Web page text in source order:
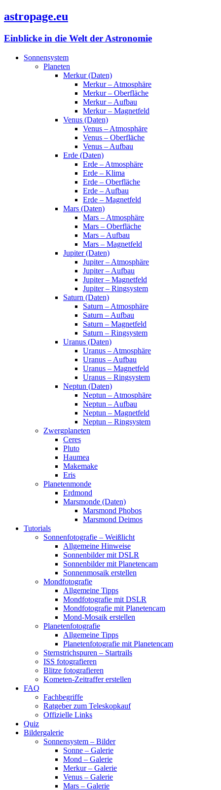
astropage.eu
Einblicke in die Welt der Astronomie
Sonnensystem
Planeten
Merkur (Daten)
Merkur – Atmosphäre
Merkur – Oberfläche
Merkur – Aufbau
Merkur – Magnetfeld
Venus (Daten)
Venus – Atmosphäre
Venus – Oberfläche
Venus – Aufbau
Erde (Daten)
Erde – Atmosphäre
Erde – Klima
Erde – Oberfläche
Erde – Aufbau
Erde – Magnetfeld
Mars (Daten)
Mars – Atmosphäre
Mars – Oberfläche
Mars – Aufbau
Mars – Magnetfeld
Jupiter (Daten)
Jupiter – Atmosphäre
Jupiter – Aufbau
Jupiter – Magnetfeld
Jupiter – Ringsystem
Saturn (Daten)
Saturn – Atmosphäre
Saturn – Aufbau
Saturn – Magnetfeld
Saturn – Ringsystem
Uranus (Daten)
Uranus – Atmosphäre
Uranus – Aufbau
Uranus – Magnetfeld
Uranus – Ringsystem
Neptun (Daten)
Neptun – Atmosphäre
Neptun – Aufbau
Neptun – Magnetfeld
Neptun – Ringsystem
Zwergplaneten
Ceres
Pluto
Haumea
Makemake
Eris
Planetenmonde
Erdmond
Marsmonde (Daten)
Marsmond Phobos
Marsmond Deimos
Tutorials
Sonnenfotografie – Weißlicht
Allgemeine Hinweise
Sonnenbilder mit DSLR
Sonnenbilder mit Planetencam
Sonnenmosaik erstellen
Mondfotografie
Allgemeine Tipps
Mondfotografie mit DSLR
Mondfotografie mit Planetencam
Mond-Mosaik erstellen
Planetenfotografie
Allgemeine Tipps
Planetenfotografie mit Planetencam
Sternstrichspuren – Startrails
ISS fotografieren
Blitze fotografieren
Kometen-Zeitraffer erstellen
FAQ
Fachbegriffe
Ratgeber zum Teleskopkauf
Offizielle Links
Quiz
Bildergalerie
Sonnensystem – Bilder
Sonne – Galerie
Mond – Galerie
Merkur – Galerie
Venus – Galerie
Mars – Galerie